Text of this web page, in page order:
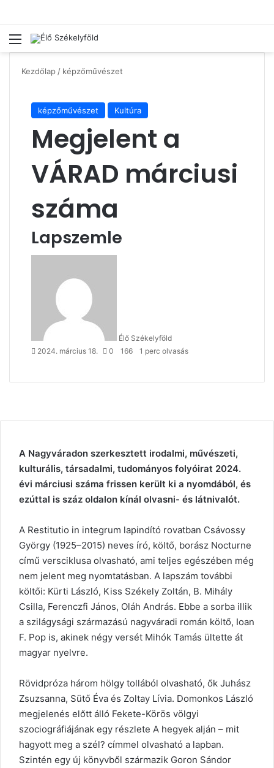
Menü
Kezdőlap / képzőművészet
képzőművészet Kultúra
Megjelent a
VÁRAD márciusi
száma
Lapszemle
Élő Székelyföld
2024. március 18. 0 166 1 perc olvasás
A Nagyváradon szerkesztett irodalmi, művészeti,
kulturális, társadalmi, tudományos folyóirat 2024.
évi márciusi száma frissen került ki a nyomdából, és
ezúttal is száz oldalon kínál olvasni- és látnivalót.
A Restitutio in integrum lapindító rovatban Csávossy
György (1925–2015) neves író, költő, borász Nocturne
című versciklusa olvasható, ami teljes egészében még
nem jelent meg nyomtatásban. A lapszám további
költői: Kürti László, Kiss Székely Zoltán, B. Mihály
Csilla, Ferenczfi János, Oláh András. Ebbe a sorba illik
a szilágysági származású nagyváradi román költő, Ioan
F. Pop is, akinek négy versét Mihók Tamás ültette át
magyar nyelvre.
Rövidpróza három hölgy tollából olvasható, ők Juhász
Zsuzsanna, Sütő Éva és Zoltay Lívia. Domonkos László
megjelenés előtt álló Fekete-Körös völgyi
szociográfiájának egy részlete A hegyek alján – mit
hagyott meg a szél? címmel olvasható a lapban.
Szintén egy új könyvből származik Goron Sándor